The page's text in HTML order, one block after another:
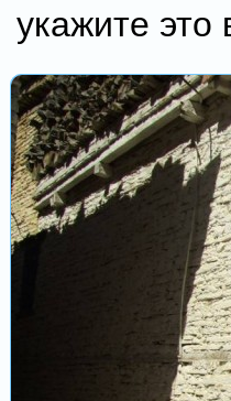
укажите